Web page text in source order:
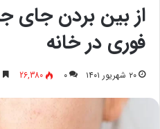
از بین بردن
فوری در خانه
۲۰ شهریور ۱۴۰۱ ۰ 26,380